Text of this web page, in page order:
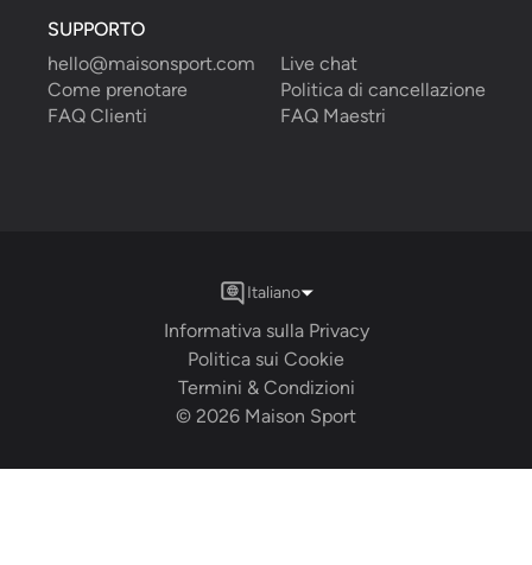
SUPPORTO
hello@maisonsport.com
Live chat
Come prenotare
Politica di cancellazione
FAQ Clienti
FAQ Maestri
© 2026 Maison Sport
Termini & Condizioni
Politica sui Cookie
Informativa sulla Privacy
Italiano